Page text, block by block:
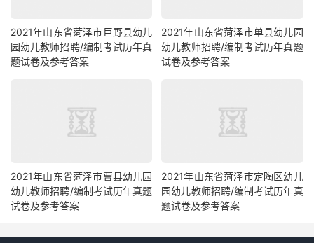
2021年山东省菏泽市巨野县幼儿
园幼儿教师招聘/编制考试历年真
题试卷及参考答案
2021年山东省菏泽市单县幼儿园
幼儿教师招聘/编制考试历年真题
试卷及参考答案
2021年山东省菏泽市曹县幼儿园
幼儿教师招聘/编制考试历年真题
试卷及参考答案
2021年山东省菏泽市定陶区幼儿
园幼儿教师招聘/编制考试历年真
题试卷及参考答案